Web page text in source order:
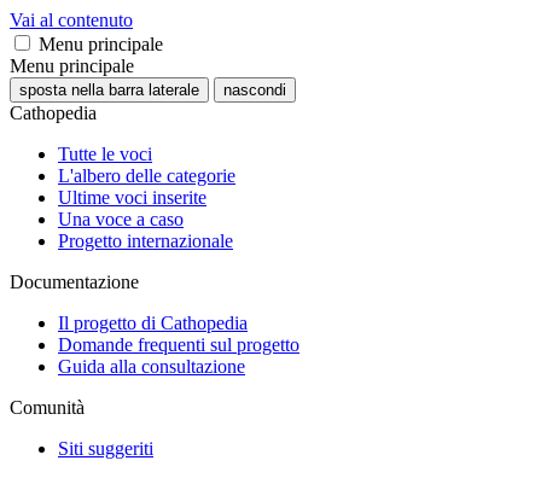
Vai al contenuto
Menu principale
Menu principale
sposta nella barra laterale nascondi
Cathopedia
Tutte le voci
L'albero delle categorie
Ultime voci inserite
Una voce a caso
Progetto internazionale
Documentazione
Il progetto di Cathopedia
Domande frequenti sul progetto
Guida alla consultazione
Comunità
Siti suggeriti